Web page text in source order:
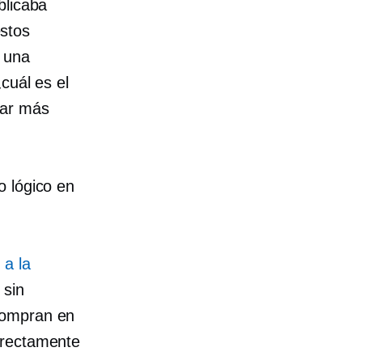
es el
más
lógico en
a la
en